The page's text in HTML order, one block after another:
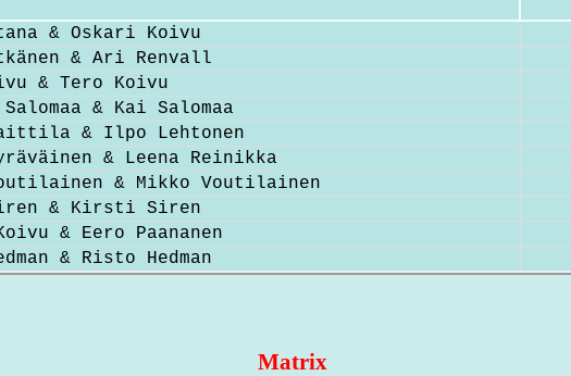
& Oskari Koivu
& Ari Renvall
& Tero Koivu
& Kai Salomaa
& Ilpo Lehtonen
& Leena Reinikka
& Mikko Voutilainen
& Kirsti Siren
& Eero Paananen
& Risto Hedman
Matrix